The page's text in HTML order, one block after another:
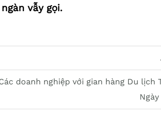
vẫy gọi.
doanh nghiệp với gian hàng Du lịch